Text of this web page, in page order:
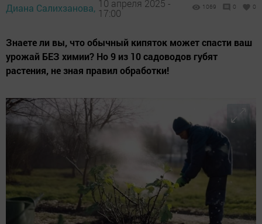
Диана Салихзанова, 10 апреля 2025 -
17:00
1069 0 0
Знаете ли вы, что обычный кипяток может спасти ваш
урожай БЕЗ химии? Но 9 из 10 садоводов губят
растения, не зная правил обработки!